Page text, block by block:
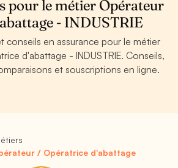
pour le métier Opérateur
- INDUSTRIE
conseils en assurance pour le métier
d'abattage - INDUSTRIE. Conseils,
et souscriptions en ligne.
/ Opératrice d'abattage